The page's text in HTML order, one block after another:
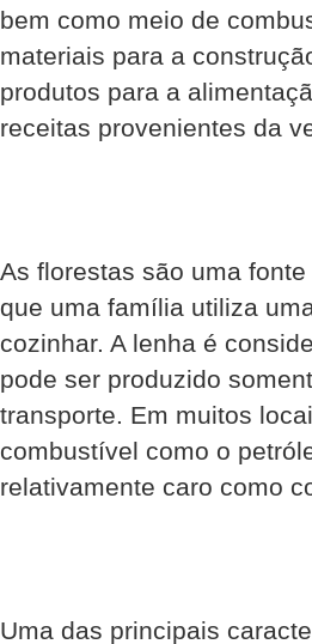
bem como meio de
materiais para a
produtos para a
receitas provenientes da
As florestas são uma
que uma família utiliza
cozinhar. A lenha é
pode ser produzido
transporte. Em muitos
combustível como o
relativamente caro como
Uma das principais